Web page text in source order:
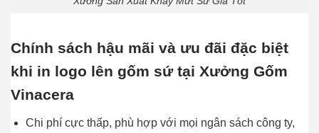
Chính sách hậu mãi và ưu đãi đặc biệt
khi in logo lên gốm sứ tại Xưởng Gốm
Vinacera
Chi phí cực thấp, phù hợp với mọi ngân sách công ty,